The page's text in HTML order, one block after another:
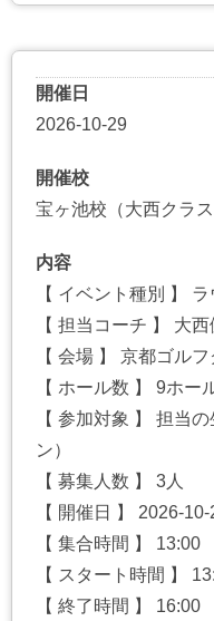
開催日
2026-10-29
開催校
宝ヶ池校（大西クラス
内容
【 イベント種別 】
【 担当コーチ 】 大
【 会場 】 京都ゴル
【 ホール数 】 9ホー
【 参加対象 】 担当
ン）
【 募集人数 】 3人
【 開催日 】 2026-10-
【 集合時間 】 13:00
【 スタート時間 】
【 終了時間 】 16:00